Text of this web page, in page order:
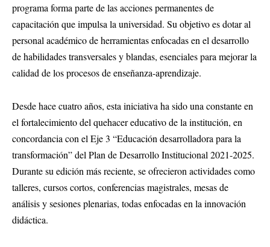
programa forma parte de las acciones permanentes de
capacitación que impulsa la universidad. Su objetivo es dotar al
personal académico de herramientas enfocadas en el desarrollo
de habilidades transversales y blandas, esenciales para mejorar la
calidad de los procesos de enseñanza-aprendizaje.
Desde hace cuatro años, esta iniciativa ha sido una constante en
el fortalecimiento del quehacer educativo de la institución, en
concordancia con el Eje 3 “Educación desarrolladora para la
transformación” del Plan de Desarrollo Institucional 2021-2025.
Durante su edición más reciente, se ofrecieron actividades como
talleres, cursos cortos, conferencias magistrales, mesas de
análisis y sesiones plenarias, todas enfocadas en la innovación
didáctica.